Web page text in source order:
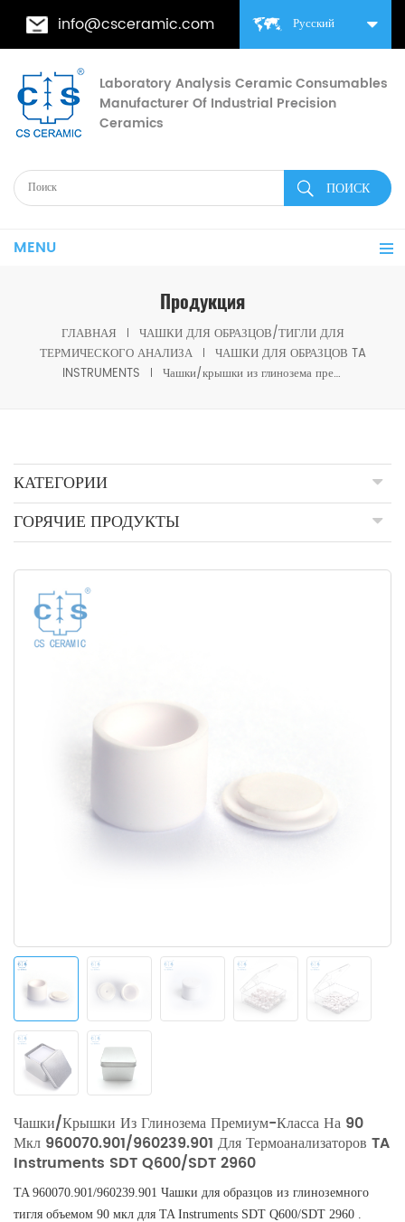
Русский
info@csceramic.com
Laboratory Analysis Ceramic Consumables
Manufacturer Of Industrial Precision
Ceramics
MENU
Продукция
ГЛАВНАЯ
ЧАШКИ ДЛЯ ОБРАЗЦОВ/ТИГЛИ ДЛЯ
ТЕРМИЧЕСКОГО АНАЛИЗА
ЧАШКИ ДЛЯ ОБРАЗЦОВ TA
INSTRUMENTS
Чашки/крышки из глинозема премиум-класса на 90 мкл 960070.901/960239.901 для термоанализаторов TA Instruments SDT Q600/SDT 2960
КАТЕГОРИИ
ГОРЯЧИЕ ПРОДУКТЫ
Чашки/крышки Из Глинозема Премиум-Класса На 90
Мкл 960070.901/960239.901 Для Термоанализаторов TA
Instruments SDT Q600/SDT 2960
TA 960070.901/960239.901 Чашки для образцов из глиноземного
тигля объемом 90 мкл для TA Instruments SDT Q600/SDT 2960 .